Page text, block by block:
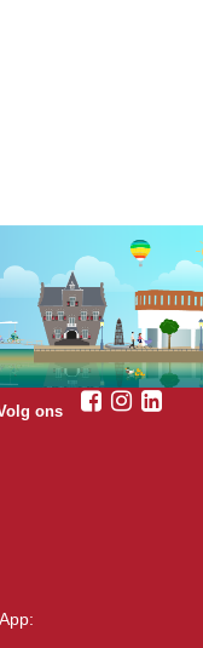
ons